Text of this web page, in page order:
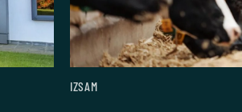
IZSAM